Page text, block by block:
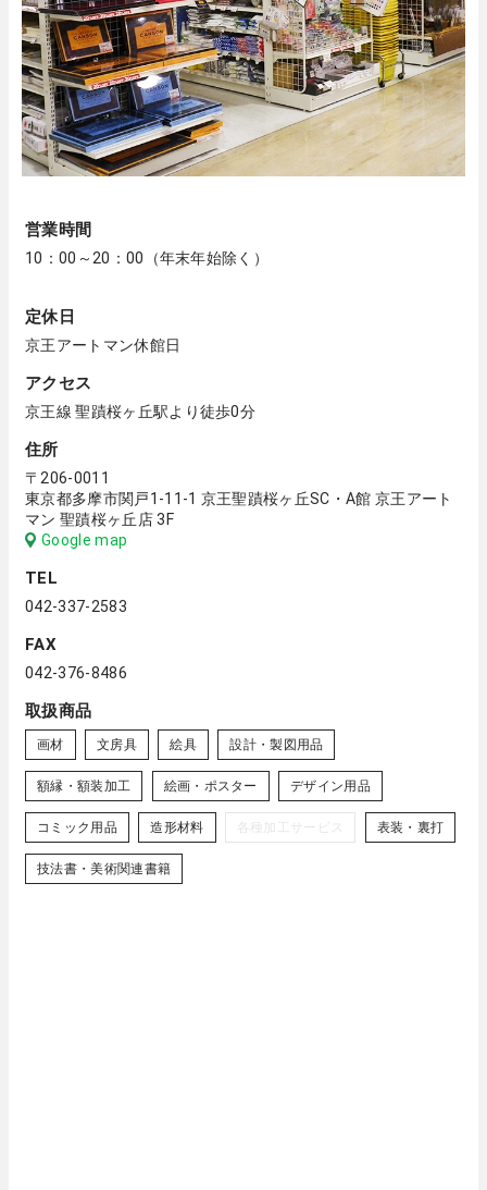
営業時間
10：00～20：00（年末年始除く）
定休日
京王アートマン休館日
アクセス
京王線 聖蹟桜ヶ丘駅より徒歩0分
住所
〒206-0011
東京都多摩市関戸1-11-1 京王聖蹟桜ヶ丘SC・A館 京王アート
マン 聖蹟桜ヶ丘店 3F
Google map
TEL
042-337-2583
FAX
042-376-8486
取扱商品
画材 文房具 絵具 設計・製図用品
額縁・額装加工 絵画・ポスター デザイン用品
コミック用品 造形材料 各種加工サービス 表装・裏打
技法書・美術関連書籍